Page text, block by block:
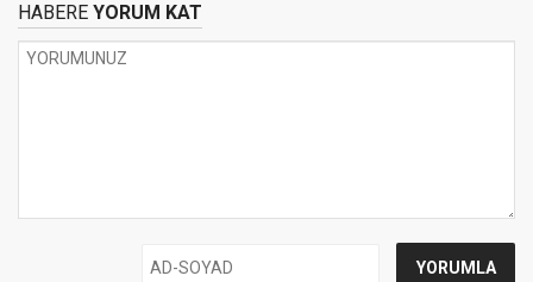
HABERE YORUM KAT